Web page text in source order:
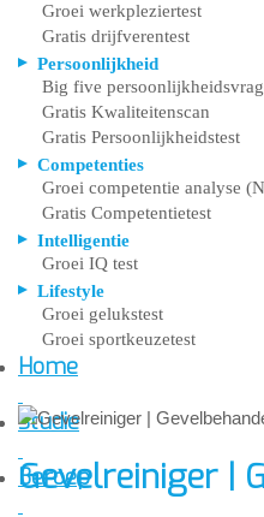
Groei werkpleziertest
Gratis drijfverentest
Persoonlijkheid
Big five
Gratis Kwaliteitenscan
Gratis Persoonlijkheidstest
Competenties
Groei competentie analyse
Gratis Competentietest
Intelligentie
Groei IQ test
Lifestyle
Groei gelukstest
Groei sportkeuzetest
Home
Studie
Beroep
Gevelreiniger |